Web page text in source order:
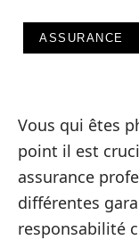
ASSURANCE
Vous qui êtes
point il est
assurance
différentes
responsabilité